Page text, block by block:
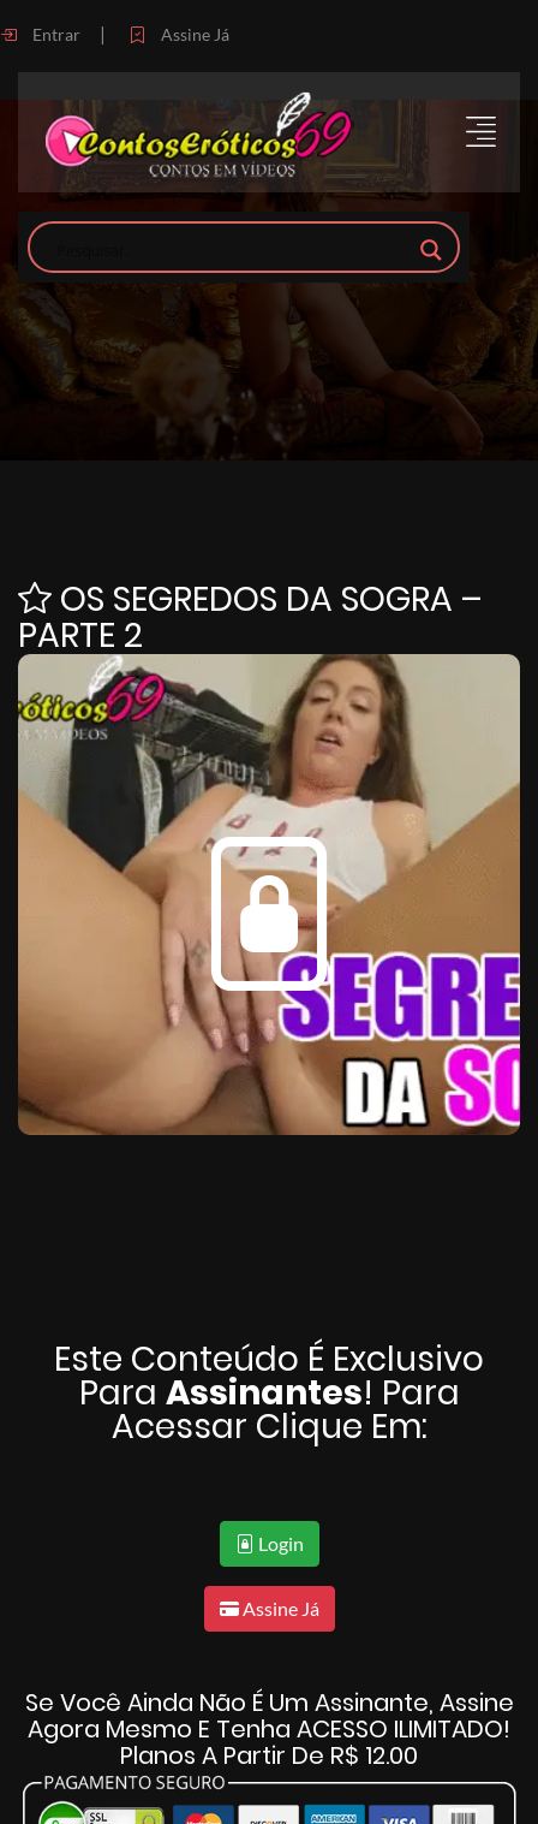
Entrar | Assine Já
OS SEGREDOS DA SOGRA –
PARTE 2
Este Conteúdo É Exclusivo
Para Assinantes! Para
Acessar Clique Em:
Login
Assine Já
Se Você Ainda Não É Um Assinante, Assine
Agora Mesmo E Tenha ACESSO ILIMITADO!
Planos A Partir De R$ 12.00